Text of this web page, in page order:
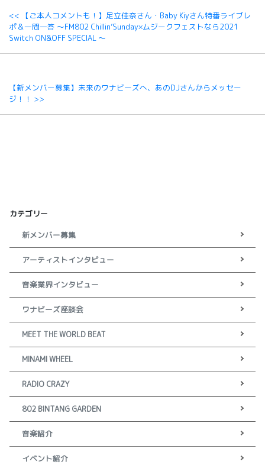
<< 【ご本人コメントも！】足立佳奈さん・Baby Kiyさん特番ライブレ
ポ＆一問一答 ～FM802 Chillin’Sunday×ムジークフェストなら2021
Switch ON&OFF SPECIAL ～
【新メンバー募集】未来のワナビーズへ、あのDJさんからメッセー
ジ！！ >>
カテゴリー
新メンバー募集
アーティストインタビュー
音楽業界インタビュー
ワナビーズ座談会
MEET THE WORLD BEAT
MINAMI WHEEL
RADIO CRAZY
802 BINTANG GARDEN
音楽紹介
イベント紹介